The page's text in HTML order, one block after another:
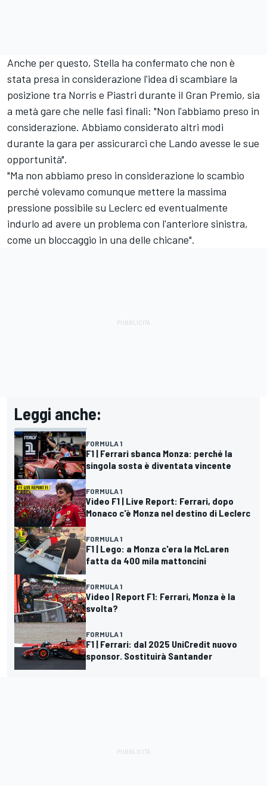
Anche per questo, Stella ha confermato che non è
stata presa in considerazione l'idea di scambiare la
posizione tra Norris e Piastri durante il Gran Premio, sia
a metà gare che nelle fasi finali: "Non l'abbiamo preso in
considerazione. Abbiamo considerato altri modi
durante la gara per assicurarci che Lando avesse le sue
opportunità".
"Ma non abbiamo preso in considerazione lo scambio
perché volevamo comunque mettere la massima
pressione possibile su Leclerc ed eventualmente
indurlo ad avere un problema con l'anteriore sinistra,
come un bloccaggio in una delle chicane".
Leggi anche:
FORMULA 1
F1 | Ferrari sbanca Monza: perché la
singola sosta è diventata vincente
FORMULA 1
Video F1 | Live Report: Ferrari, dopo
Monaco c'è Monza nel destino di Leclerc
FORMULA 1
F1 | Lego: a Monza c'era la McLaren
fatta da 400 mila mattoncini
FORMULA 1
Video | Report F1: Ferrari, Monza è la
svolta?
FORMULA 1
F1 | Ferrari: dal 2025 UniCredit nuovo
sponsor. Sostituirà Santander